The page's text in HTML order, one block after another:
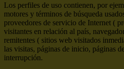
Los perfiles de uso contienen, por
motores y términos de búsqueda
proveedores de servicio de Internet (
visitantes en relación al país,
remitentes ( sitios web visitados
las visitas, páginas de inicio, páginas
interrupción.